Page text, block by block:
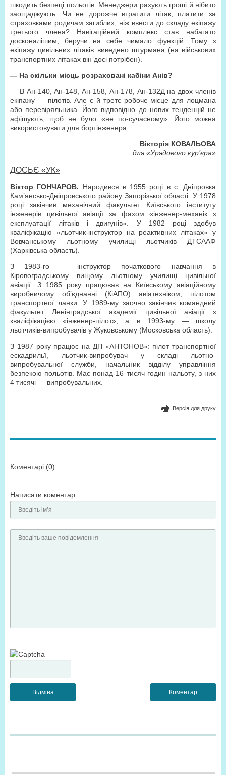
шкодить безпеці польотів. Менеджери рахують гроші й нібито
заощаджують. Чи не дорожче втратити літак, платити за
страховками родичам загиблих, ніж ввести до складу екіпажу
третього члена? Навігаційний комплекс став набагато
досконалішим, беручи на себе чимало функцій. Тому з
екіпажу цивільних літаків виведено штурмана (на військових
транспортних літаках він досі потрібен).
— На скільки місць розраховані кабіни Анів?
— В Ан-140, Ан-148, Ан-158, Ан-178, Ан-132Д на двох членів
екіпажу — пілотів. Але є й третє робоче місце для лоцмана
або перевіряльника. Його відповідно до нових тенденцій не
афішують, щоб не було «не по-сучасному». Його можна
використовувати для бортінженера.
Вікторія КОВАЛЬОВА
для «Урядового кур’єра»
ДОСЬЄ «УК»
Віктор ГОНЧАРОВ. Народився в 1955 році в с. Дніпровка
Кам’янсько-Дніпровського району Запорізької області. У 1978
році закінчив механічний факультет Київського інституту
інженерів цивільної авіації за фахом «інженер-механік з
експлуатації літаків і двигунів». У 1982 році здобув
кваліфікацію «льотчик-інструктор на реактивних літаках» у
Вовчанському льотному училищі льотчиків ДТСААФ
(Харківська область).
З 1983-го — інструктор початкового навчання в
Кіровоградському вищому льотному училищі цивільної
авіації. З 1985 року працював на Київському авіаційному
виробничому об’єднанні (КіАПО) авіатехніком, пілотом
транспортної ланки. У 1989-му заочно закінчив командний
факультет Ленінградської академії цивільної авіації з
кваліфікацією «інженер-пілот», а в 1993-му — школу
льотчиків-випробувачів у Жуковському (Московська область).
З 1987 року працює на ДП «АНТОНОВ»: пілот транспортної
ескадрильї, льотчик-випробувач у складі льотно-
випробувальної служби, начальник відділу управління
безпекою польотів. Має понад 16 тисяч годин нальоту, з них
4 тисячі — випробувальних.
Версія для друку
Коментарі (0)
Написати коментар